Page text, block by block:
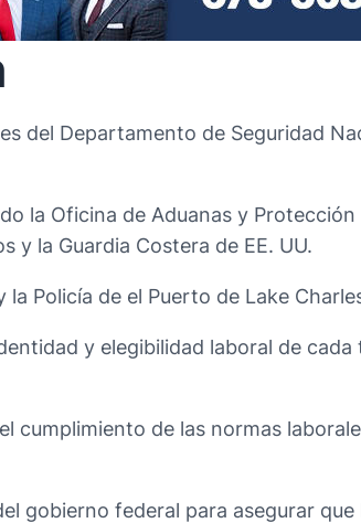
del Departamento de Seguridad
la Oficina de Aduanas y
y la Guardia Costera de EE. UU.
Policía de el Puerto de Lake
y elegibilidad laboral de
de las normas
gobierno federal para asegurar